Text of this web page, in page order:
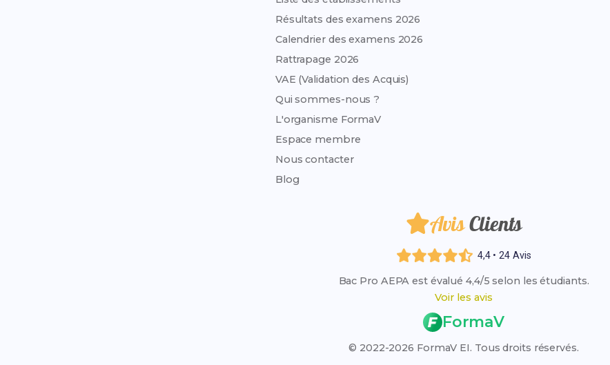
Résultats des examens 2026
Calendrier des examens 2026
Rattrapage 2026
VAE (Validation des Acquis)
Qui sommes-nous ?
L'organisme FormaV
Espace membre
Nous contacter
Blog
AvisClients
4,4 • 24 Avis
Bac Pro AEPA est évalué 4,4/5 selon les étudiants.
Voir les avis
FormaV
© 2022-2026 FormaV EI. Tous droits réservés.